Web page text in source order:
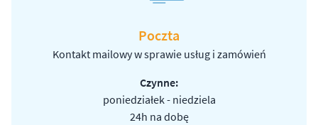
Poczta
Kontakt mailowy w sprawie usług i zamówień
Czynne:
poniedziałek - niedziela
24h na dobę